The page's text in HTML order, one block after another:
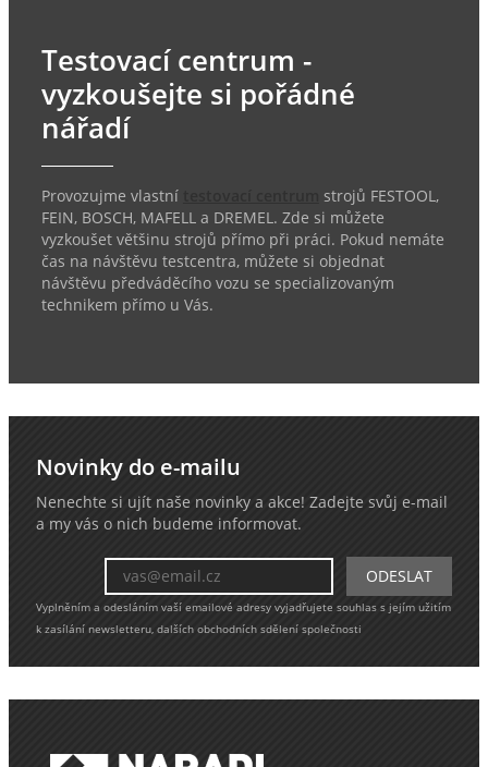
Testovací centrum -
vyzkoušejte si pořádné
nářadí
Provozujme vlastní
strojů FESTOOL,
FEIN, BOSCH, MAFELL a DREMEL. Zde si můžete
vyzkoušet většinu strojů přímo při práci. Pokud nemáte
čas na návštěvu testcentra, můžete si objednat
návštěvu předváděcího vozu se specializovaným
technikem přímo u Vás.
Novinky do e-mailu
Nenechte si ujít naše novinky a akce! Zadejte svůj e-mail
a my vás o nich budeme informovat.
Vyplněním a odesláním vaší emailové adresy vyjadřujete souhlas s jejím užitím
k zasílání newsletteru, dalších obchodních sdělení společnosti